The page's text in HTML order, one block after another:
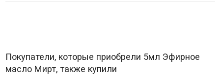
Покупатели, которые приобрели 5мл Эфирное
масло Мирт, также купили